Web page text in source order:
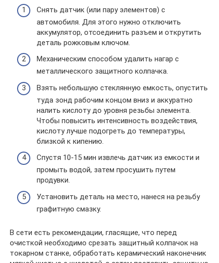
Снять датчик (или пару элементов) с
автомобиля. Для этого нужно отключить
аккумулятор, отсоединить разъем и открутить
деталь рожковым ключом.
Механическим способом удалить нагар с
металлического защитного колпачка.
Взять небольшую стеклянную емкость, опустить
туда зонд рабочим концом вниз и аккуратно
налить кислоту до уровня резьбы элемента.
Чтобы повысить интенсивность воздействия,
кислоту лучше подогреть до температуры,
близкой к кипению.
Спустя 10-15 мин извлечь датчик из емкости и
промыть водой, затем просушить путем
продувки.
Установить деталь на место, нанеся на резьбу
графитную смазку.
В сети есть рекомендации, гласящие, что перед
очисткой необходимо срезать защитный колпачок на
токарном станке, обработать керамический наконечник